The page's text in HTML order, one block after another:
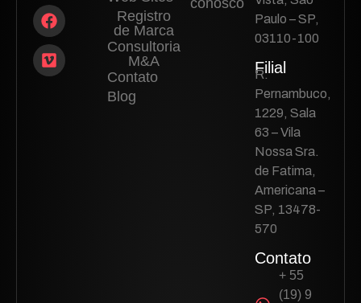
Registro
de Marca
Consultoria
M&A
Contato
Blog
Paulo – SP,
03110-100
Filial
R.
Pernambuco,
1229, Sala
63 – Vila
Nossa Sra.
de Fatima,
Americana –
SP, 13478-
570
Contato
+ 55
(19) 9